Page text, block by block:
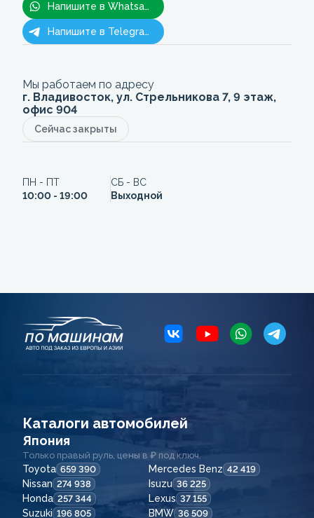
Напишите в Whatsapp
Напишите в Telegram
Мы работаем по адресу
г. Владивосток, ул. Стрельникова 7, 9 этаж,
офис 904
Сейчас закрыты
ПН - ПТ
10:00 - 19:00
СБ - ВС
Выходной
Каталоги автомобилей
Япония
Только правый руль, цены в ₽ под ключ.
Toyota 659 390 Mercedes Benz 42 419
Nissan 274 938 Isuzu 36 225
Honda 257 344 Lexus 37 155
Suzuki 196 805 BMW 36 509